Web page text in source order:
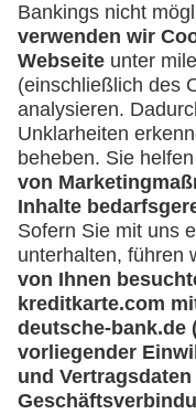
Service
Häufige Fragen
Downloadcenter
Kontakt
Mehr
Kreditkarten-Banking
miles-and-more.com
lufthansa.com
Rechtliches
Impressum
(z.B. e.K.,
GmbH)